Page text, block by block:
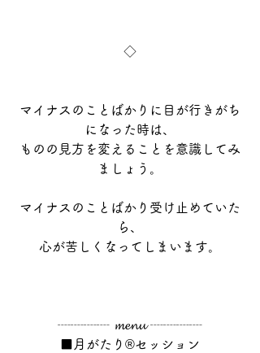
◇
マイナスのことばかりに目が行きがち
になった時は、
ものの見方を変えることを意識してみ
ましょう。
マイナスのことばかり受け止めていた
ら、
心が苦しくなってしまいます。
┈┈┈┈ 𝓶𝓮𝓷𝓾 ┈┈┈┈
■月がたり®セッション